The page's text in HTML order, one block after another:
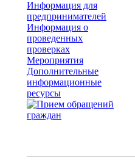
Информация для
предпринимателей
Информация о
проведенных
проверках
Мероприятия
Дополнительные
информационные
ресурсы